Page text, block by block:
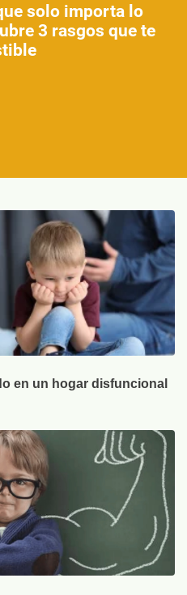
solo importa lo
3 rasgos que te
en un hogar disfuncional